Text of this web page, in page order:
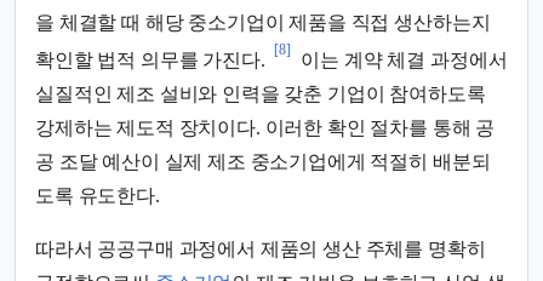
을 체결할 때 해당 중소기업이 제품을 직접 생산하는지
확인할 법적 의무를 가진다.
[8]
이는 계약 체결 과정에서
실질적인 제조 설비와 인력을 갖춘 기업이 참여하도록
강제하는 제도적 장치이다. 이러한 확인 절차를 통해 공
공 조달 예산이 실제 제조 중소기업에게 적절히 배분되
도록 유도한다.
따라서 공공구매 과정에서 제품의 생산 주체를 명확히